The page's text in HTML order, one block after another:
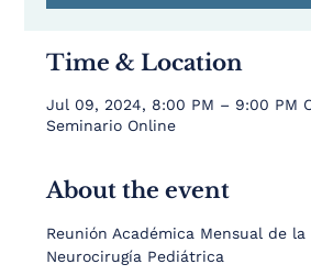
Time & Location
Jul 09, 2024, 8:00 PM – 9:00 PM
Seminario Online
About the event
Reunión Académica Mensual de
Neurocirugía Pediátrica